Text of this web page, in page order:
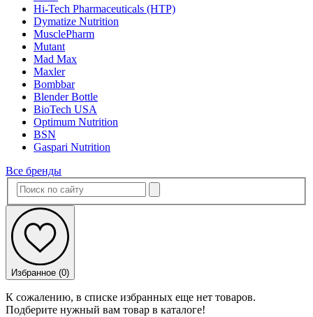
Hi-Tech Pharmaceuticals (HTP)
Dymatize Nutrition
MusclePharm
Mutant
Mad Max
Maxler
Bombbar
Blender Bottle
BioTech USA
Optimum Nutrition
BSN
Gaspari Nutrition
Все бренды
Избранное (0)
К сожалению, в списке избранных еще нет товаров.
Подберите нужный вам товар в каталоге!